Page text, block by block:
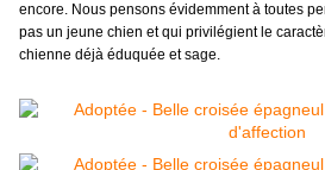
encore. Nous pensons évidemment à toutes
pas un jeune chien et qui privilégient le
chienne déjà éduquée et sage.